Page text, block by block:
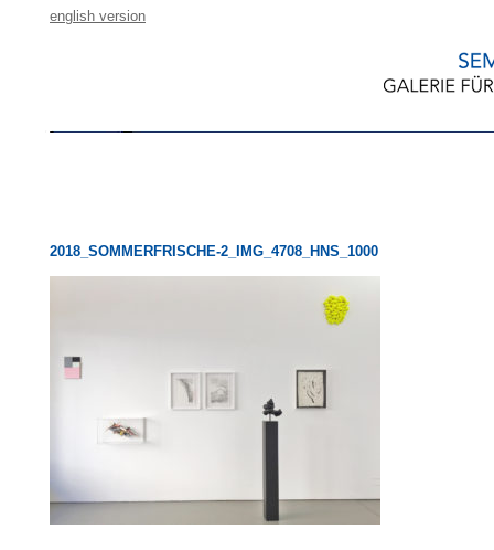
english version
2018_SOMMERFRISCHE-2_IMG_4708_HNS_1000